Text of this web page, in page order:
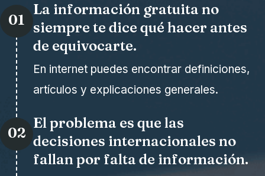
01
La información gratuita no
siempre te dice qué hacer antes
de equivocarte.
En internet puedes encontrar definiciones,
artículos y explicaciones generales.
02
El problema es que las
decisiones internacionales no
fallan por falta de información.